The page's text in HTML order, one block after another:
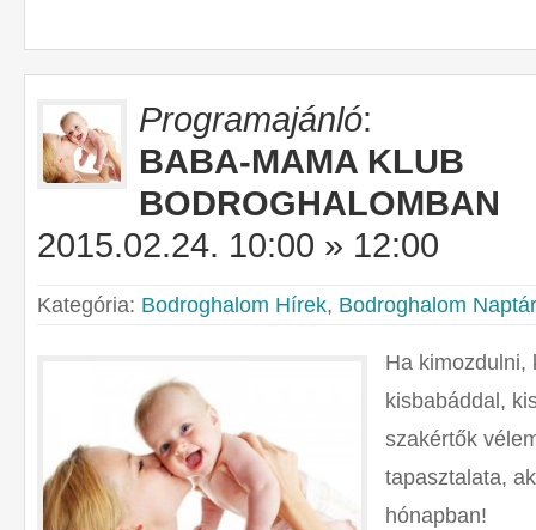
Programajánló:
BABA-MAMA KLUB
BODROGHALOMBAN
2015.02.24. 10:00 » 12:00
Kategória: Bodroghalom Hírek, Bodroghalom Naptár
Ha kimozdulni,
kisbabáddal,
szakértők
tapasztalata,
hónapban!